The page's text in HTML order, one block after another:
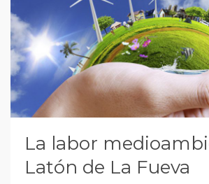
La labor
Latón de La Fueva